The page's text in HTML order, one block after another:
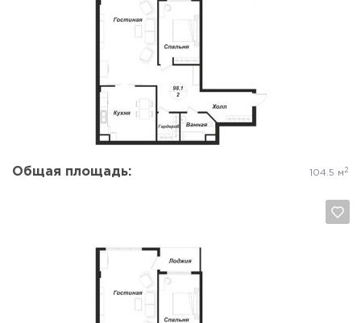
Общая площадь: 104.5 м 2
Да, удалить Отмена